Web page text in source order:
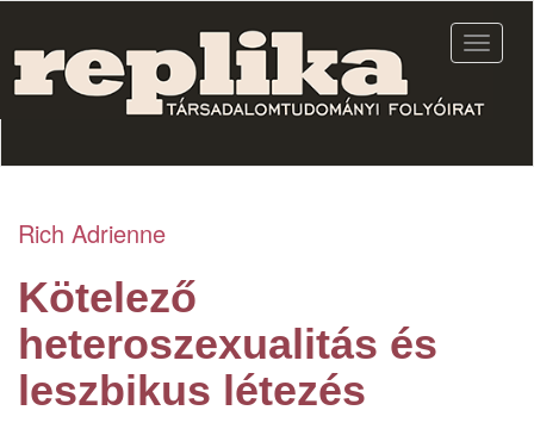
tartalomra
Rich Adrienne
Kötelező
heteroszexualitás és
leszbikus létezés